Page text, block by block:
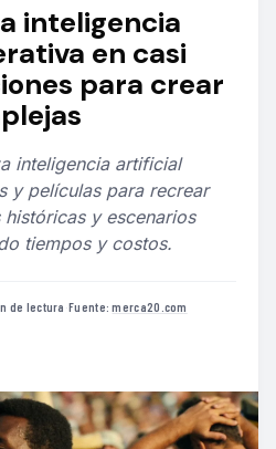
inteligencia
en casi
para crear
inteligencia artificial
y películas para recrear
y escenarios
tiempos y costos.
de lectura ·Fuente:merca20.com